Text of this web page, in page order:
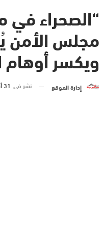
“الصحراء في
مجلس الأمن
ويكسر أوهام
إدارة الموقع نشر في 31 أكتوبر 2025 الساعة 23 و 36 دقيقة